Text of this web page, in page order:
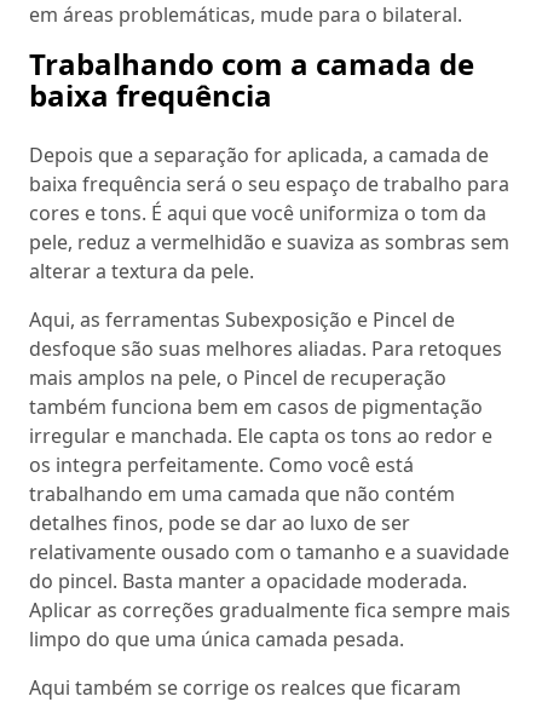
em áreas problemáticas, mude para o bilateral.
Trabalhando com a camada de
baixa frequência
Depois que a separação for aplicada, a camada de
baixa frequência será o seu espaço de trabalho para
cores e tons. É aqui que você uniformiza o tom da
pele, reduz a vermelhidão e suaviza as sombras sem
alterar a textura da pele.
Aqui, as ferramentas Subexposição e Pincel de
desfoque são suas melhores aliadas. Para retoques
mais amplos na pele, o Pincel de recuperação
também funciona bem em casos de pigmentação
irregular e manchada. Ele capta os tons ao redor e
os integra perfeitamente. Como você está
trabalhando em uma camada que não contém
detalhes finos, pode se dar ao luxo de ser
relativamente ousado com o tamanho e a suavidade
do pincel. Basta manter a opacidade moderada.
Aplicar as correções gradualmente fica sempre mais
limpo do que uma única camada pesada.
Aqui também se corrige os realces que ficaram